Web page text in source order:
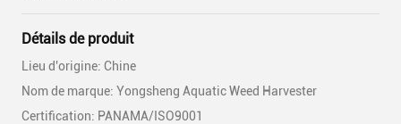
Détails de produit
Lieu d'origine: Chine
Nom de marque: Yongsheng Aquatic Weed Harvester
Certification: PANAMA/ISO9001